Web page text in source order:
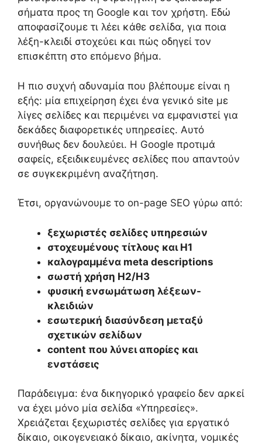
σήματα προς τη Google και τον χρήστη. Εδώ
αποφασίζουμε τι λέει κάθε σελίδα, για ποια
λέξη-κλειδί στοχεύει και πώς οδηγεί τον
επισκέπτη στο επόμενο βήμα.
Η πιο συχνή αδυναμία που βλέπουμε είναι η
εξής: μία επιχείρηση έχει ένα γενικό site με
λίγες σελίδες και περιμένει να εμφανιστεί για
δεκάδες διαφορετικές υπηρεσίες. Αυτό
συνήθως δεν δουλεύει. Η Google προτιμά
σαφείς, εξειδικευμένες σελίδες που απαντούν
σε συγκεκριμένη αναζήτηση.
Έτσι, οργανώνουμε το on-page SEO γύρω από:
ξεχωριστές σελίδες υπηρεσιών
στοχευμένους τίτλους και H1
καλογραμμένα meta descriptions
σωστή χρήση H2/H3
φυσική ενσωμάτωση λέξεων-
κλειδιών
εσωτερική διασύνδεση μεταξύ
σχετικών σελίδων
content που λύνει απορίες και
ενστάσεις
Παράδειγμα: ένα δικηγορικό γραφείο δεν αρκεί
να έχει μόνο μία σελίδα «Υπηρεσίες».
Χρειάζεται ξεχωριστές σελίδες για εργατικό
δίκαιο, οικογενειακό δίκαιο, ακίνητα, νομικές